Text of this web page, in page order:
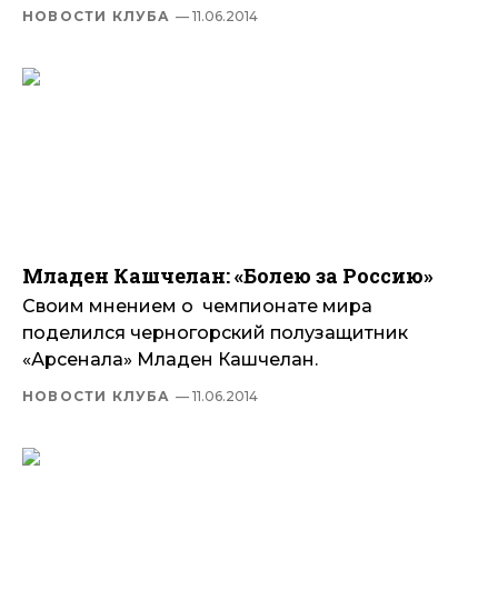
НОВОСТИ КЛУБА — 11.06.2014
Младен Кашчелан: «Болею за Россию»
Своим мнением о чемпионате мира
поделился черногорский полузащитник
«Арсенала» Младен Кашчелан.
НОВОСТИ КЛУБА — 11.06.2014